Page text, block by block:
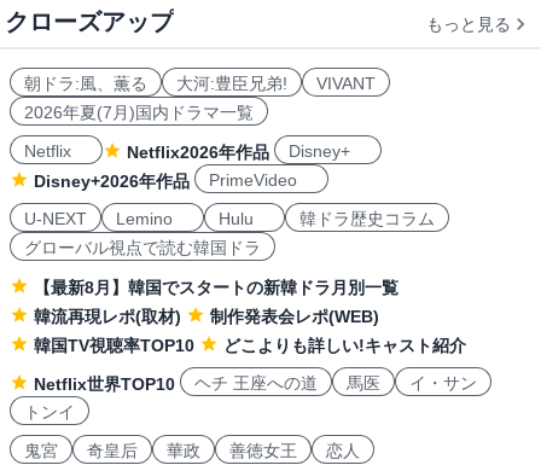
クローズアップ もっと見る
朝ドラ:風、薫る 大河:豊臣兄弟!
VIVANT
2026年夏(7月)国内ドラマ一覧
Netflix
Netflix2026年作品
Disney+
Disney+2026年作品
PrimeVideo
U-NEXT
Lemino Hulu
韓ドラ歴史コラム
グローバル視点で読む韓国ドラ
【最新8月】韓国でスタートの新韓ドラ月別一覧
韓流再現レポ(取材)
制作発表会レポ(WEB)
韓国TV視聴率TOP10
どこよりも詳しい!キャスト紹介
Netflix世界TOP10
ヘチ 王座への道 馬医
イ・サン
トンイ
鬼宮
奇皇后 華政 善徳女王 恋人